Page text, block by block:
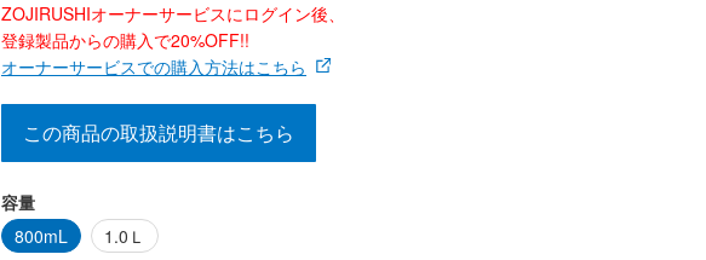
ZOJIRUSHIオーナーサービスにログイン後、
登録製品からの購入で20%OFF!!
オーナーサービスでの購入方法はこちら
この商品の取扱説明書はこちら
容量
800mL
1.0Ｌ